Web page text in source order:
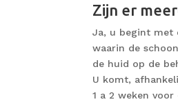
Zijn er
Ja, u begint met
waarin de
de huid op de
U komt,
1 a 2 weken voor